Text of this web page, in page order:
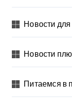
Новости
Новости
Питаемся в